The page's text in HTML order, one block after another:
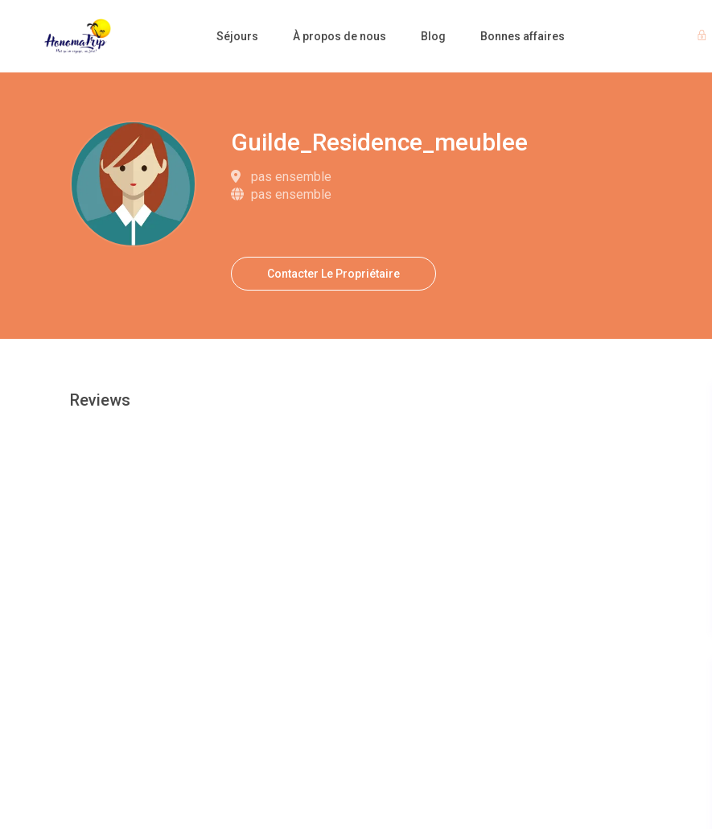
Séjours À propos de nous Blog Bonnes affaires
Guilde_Residence_meublee
pas ensemble
pas ensemble
Contacter Le Propriétaire
Reviews